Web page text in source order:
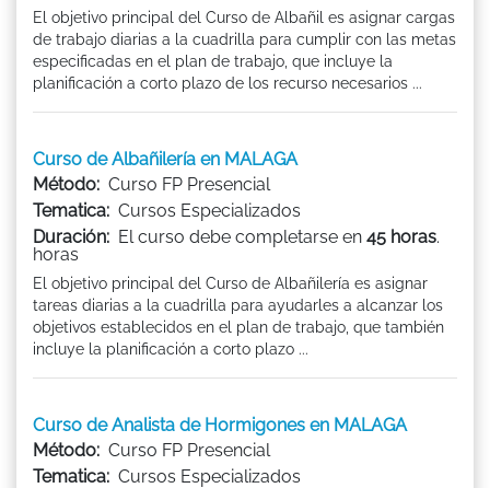
El objetivo principal del Curso de Albañil es asignar cargas
de trabajo diarias a la cuadrilla para cumplir con las metas
especificadas en el plan de trabajo, que incluye la
planificación a corto plazo de los recurso necesarios ...
Curso de Albañilería en MALAGA
Método: Curso FP Presencial
Tematica: Cursos Especializados
Duración: El curso debe completarse en 45 horas.
horas
El objetivo principal del Curso de Albañilería es asignar
tareas diarias a la cuadrilla para ayudarles a alcanzar los
objetivos establecidos en el plan de trabajo, que también
incluye la planificación a corto plazo ...
Curso de Analista de Hormigones en MALAGA
Método: Curso FP Presencial
Tematica: Cursos Especializados